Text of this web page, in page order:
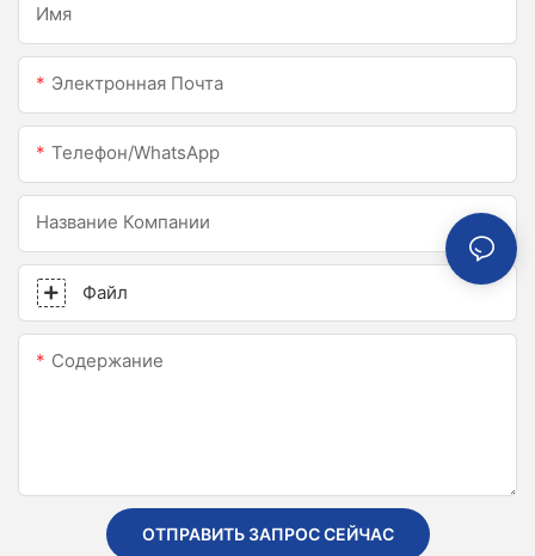
Имя
Электронная Почта
Телефон/WhatsApp
Название Компании
Файл
Содержание
ОТПРАВИТЬ ЗАПРОС СЕЙЧАС